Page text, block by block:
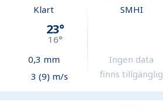
Klart
23°
16°
0,3 mm
3 (9) m/s
SMHI
Ingen data
finns tillgänglig